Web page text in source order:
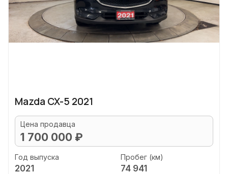
Mazda CX-5 2021
Цена продавца
1 700 000 ₽
Год выпуска
2021
Пробег (км)
74 941